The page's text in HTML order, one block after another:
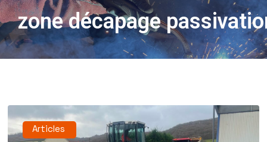
zone décapage
Articles